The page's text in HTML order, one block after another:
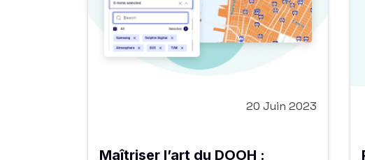
20 Juin 2023
Maîtriser l’art du DOOH :